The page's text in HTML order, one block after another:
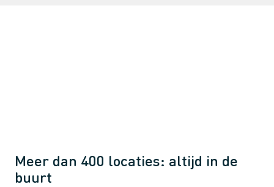
Meer dan 400 locaties: altijd in de
buurt